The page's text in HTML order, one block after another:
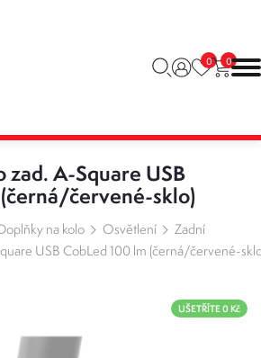
0 0
zad. A-Square USB
červené-sklo)
na kolo Osvětlení
Zadní
USB CobLed 100 lm (černá/červené-
UŠETŘÍTE 0 Kč